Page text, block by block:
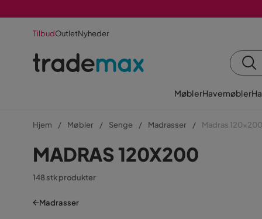
TilbudOutletNyheder
MøblerHavemøbler
Hjem Møbler Senge Madrasser Madras 120x200
MADRAS 120X200
148 stk produkter
Madrasser